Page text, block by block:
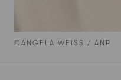
©ANGELA WEISS / ANP